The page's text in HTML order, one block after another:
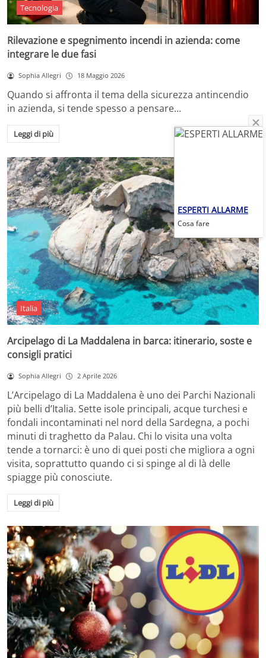
Tecnologia
Rilevazione e spegnimento incendi in azienda: come
integrare le due fasi
Sophia Allegri 18 Maggio 2026
Quando si affronta il tema della sicurezza antincendio
in azienda, si tende spesso a pensare…
Leggi di più
Italia
Arcipelago di La Maddalena in barca: itinerario, soste e
consigli pratici
Sophia Allegri 2 Aprile 2026
L’Arcipelago di La Maddalena è uno dei Parchi Nazionali
più belli d’Italia. Sette isole principali, acque turchesi e
fondali incontaminati nel nord della Sardegna, a pochi
minuti di traghetto da Palau. Chi lo visita una volta
tende a tornarci: è uno di quei posti che migliora a ogni
visita, soprattutto quando ci si spinge al di là delle
spiagge più conosciute.
Leggi di più
ESPERTI ALLARME
Cosa fare